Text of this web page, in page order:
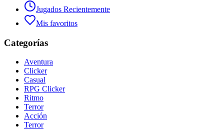
Jugados Recientemente
Mis favoritos
Categorías
Aventura
Clicker
Casual
RPG Clicker
Ritmo
Terror
Acción
Terror